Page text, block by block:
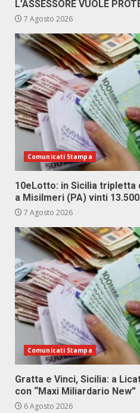
L’ASSESSORE VUOLE
7 Agosto 2026
Comunicati Stampa
10eLotto: in Sicilia tripletta
a Misilmeri (PA) vinti
7 Agosto 2026
Comunicati Stampa
Gratta e Vinci, Sicilia: a
con “Maxi Miliardario New”
6 Agosto 2026